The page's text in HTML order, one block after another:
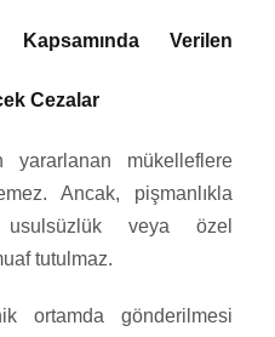
Verilen
Cezalar
yararlanan mükelleflere
Ancak, pişmanlıkla
usulsüzlük veya özel
tutulmaz.
ortamda gönderilmesi